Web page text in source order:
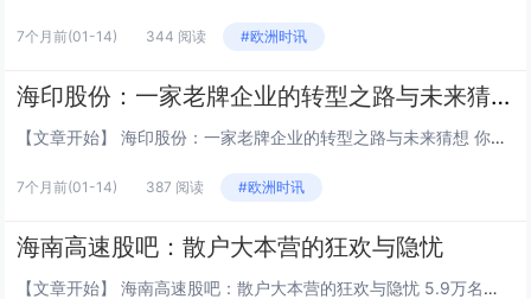
7个月前(01-14) 344 阅读 #欧洲时讯
海印股份：一家老牌企业的转型之路与未来猜想
【文章开始】 海印股份：一家老牌企业的转型之路与未来猜想 你是不是也好奇，那些名字听起来有点年头、业务好像啥都沾点的上市公司，到底是怎么活下来的，甚至……活得还不错？今天咱们就聊聊这么一家公司——海印股份。它不像茅台、宁德时代那样天天上热...
7个月前(01-14) 387 阅读 #欧洲时讯
海南高速股吧：散户大本营的狂欢与隐忧
【文章开始】 海南高速股吧：散户大本营的狂欢与隐忧 5.9万名散户股东，61%的流通盘占比，海南高速股吧里充斥着投机者的呐喊与绝望者的叹息。 “7.78元是铁顶，6元以下是韭菜坟场。”这是海南高速股吧里流传的一句经典黑话[citatio...